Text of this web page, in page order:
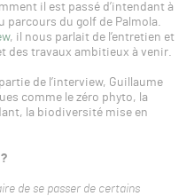
il est passé d’intendant à
parcours du golf de Palmola.
, il nous parlait de l’entretien et
des travaux ambitieux à venir.
de l’interview, Guillaume
comme le zéro phyto, la
la biodiversité mise en
de se passer de certains